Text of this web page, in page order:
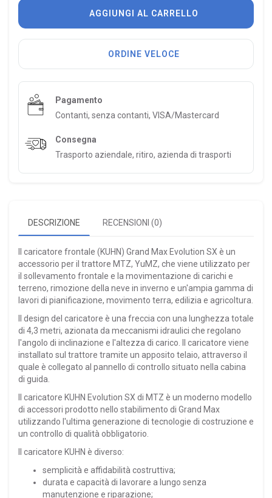
AGGIUNGI AL CARRELLO
ORDINE VELOCE
Pagamento
Contanti, senza contanti, VISA/Mastercard
Consegna
Trasporto aziendale, ritiro, azienda di trasporti
DESCRIZIONE RECENSIONI (0)
Il caricatore frontale (KUHN) Grand Max Evolution SX è un
accessorio per il trattore MTZ, YuMZ, che viene utilizzato per
il sollevamento frontale e la movimentazione di carichi e
terreno, rimozione della neve in inverno e un'ampia gamma di
lavori di pianificazione, movimento terra, edilizia e agricoltura.
Il design del caricatore è una freccia con una lunghezza totale
di 4,3 metri, azionata da meccanismi idraulici che regolano
l'angolo di inclinazione e l'altezza di carico. Il caricatore viene
installato sul trattore tramite un apposito telaio, attraverso il
quale è collegato al pannello di controllo situato nella cabina
di guida.
Il caricatore KUHN Evolution SX di MTZ è un moderno modello
di accessori prodotto nello stabilimento di Grand Max
utilizzando l'ultima generazione di tecnologie di costruzione e
un controllo di qualità obbligatorio.
Il caricatore KUHN è diverso:
semplicità e affidabilità costruttiva;
durata e capacità di lavorare a lungo senza
manutenzione e riparazione;